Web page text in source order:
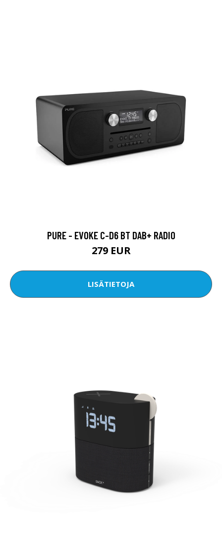
PURE - EVOKE C-D6 BT DAB+ RADIO
279 EUR
LISÄTIETOJA